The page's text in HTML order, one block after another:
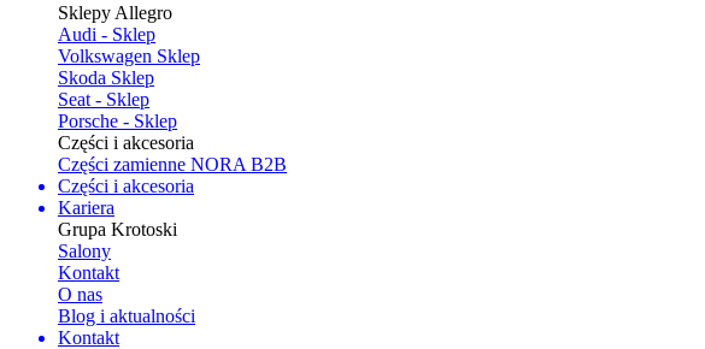
Sklepy Allegro
Audi - Sklep
Volkswagen Sklep
Skoda Sklep
Seat - Sklep
Porsche - Sklep
Części i akcesoria
Części zamienne NORA B2B
Części i akcesoria
Kariera
Grupa Krotoski
Salony
Kontakt
O nas
Blog i aktualności
Kontakt